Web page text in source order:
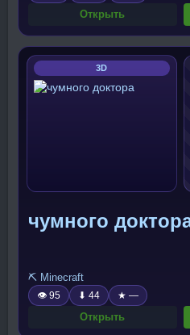
Открыть
3D
чумного
⛏️ Minecraft
👁 95 ⬇ 44 ★ —
Открыть